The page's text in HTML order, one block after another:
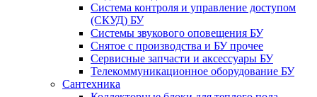
Система контроля и управление доступом
(СКУД) БУ
Системы звукового оповещения БУ
Снятое с производства и БУ прочее
Сервисные запчасти и аксессуары БУ
Телекоммуникационное оборудование БУ
Сантехника